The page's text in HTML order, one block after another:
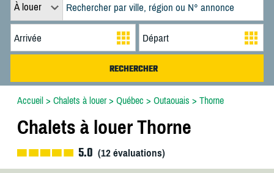
À louer
Accueil> Chalets à louer> Québec > Outaouais > Thorne
Chalets à louer Thorne
5.0 (12évaluations)